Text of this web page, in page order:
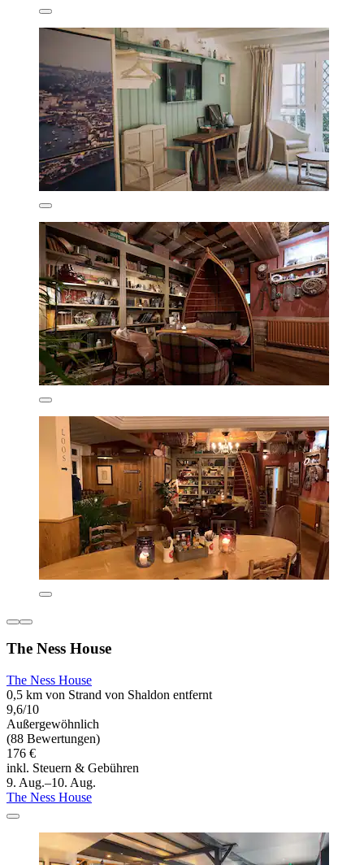
The Ness House
The Ness House
0,5 km von Strand von Shaldon entfernt
9,6/10
Außergewöhnlich
(88 Bewertungen)
176 €
inkl. Steuern & Gebühren
9. Aug.–10. Aug.
The Ness House